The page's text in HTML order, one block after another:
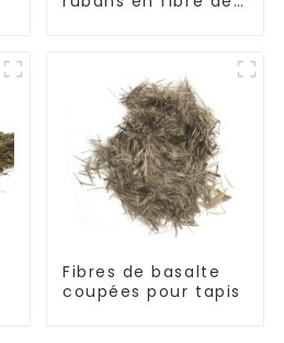
Fibres de basalte
coupées pour tapis